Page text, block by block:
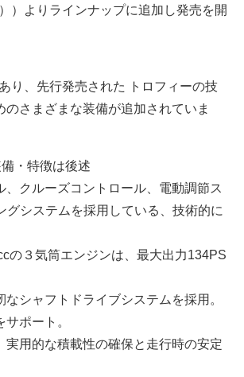
）よりラインナップに追加し発売を開
り、先行発売された トロフィーの技
さまざまな装備が追加されていま
・特徴は後述
、クルーズコントロール、電動調節ス
システムを採用している、技術的に
の３気筒エンジンは、最大出力134PS
シャフトドライブシステムを採用。
ポート。
実用的な積載性の確保と走行時の安定